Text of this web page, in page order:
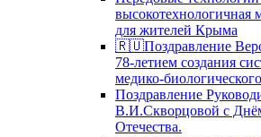
высокотехнологичная
для жителей Крыма
🇷🇺Поздравление
78-летием создания
медико-
Поздравление
В.И.Скворцовой с
Отечества.